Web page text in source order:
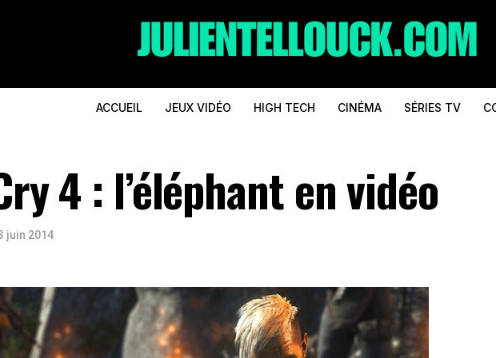
ACCUEIL JEUX VIDÉO HIGH TECH CINÉMA SÉRIES TV
4 : l’éléphant en vidéo
juin 2014